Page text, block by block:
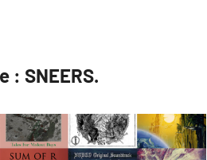
: SNEERS.